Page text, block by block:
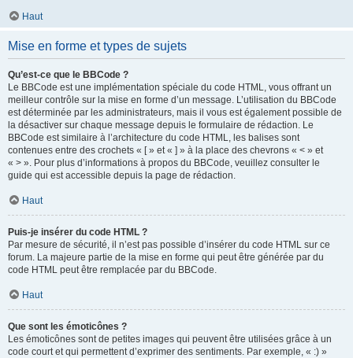
Haut
Mise en forme et types de sujets
Qu’est-ce que le BBCode ?
Le BBCode est une implémentation spéciale du code HTML, vous offrant un
meilleur contrôle sur la mise en forme d’un message. L’utilisation du BBCode
est déterminée par les administrateurs, mais il vous est également possible de
la désactiver sur chaque message depuis le formulaire de rédaction. Le
BBCode est similaire à l’architecture du code HTML, les balises sont
contenues entre des crochets « [ » et « ] » à la place des chevrons « < » et
« > ». Pour plus d’informations à propos du BBCode, veuillez consulter le
guide qui est accessible depuis la page de rédaction.
Haut
Puis-je insérer du code HTML ?
Par mesure de sécurité, il n’est pas possible d’insérer du code HTML sur ce
forum. La majeure partie de la mise en forme qui peut être générée par du
code HTML peut être remplacée par du BBCode.
Haut
Que sont les émoticônes ?
Les émoticônes sont de petites images qui peuvent être utilisées grâce à un
code court et qui permettent d’exprimer des sentiments. Par exemple, « :) »